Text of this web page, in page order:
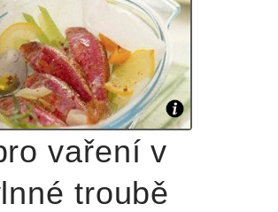
vaření v
troubě